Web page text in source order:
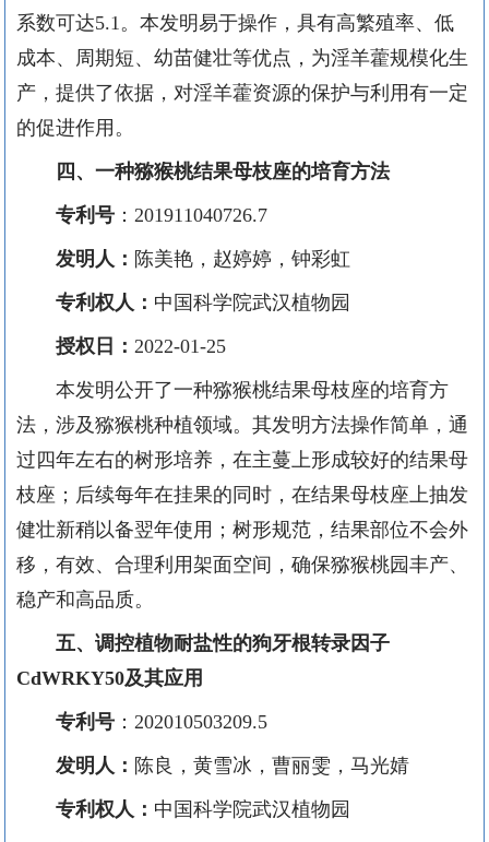
系数可达5.1。本发明易于操作，具有高繁殖率、低
成本、周期短、幼苗健壮等优点，为淫羊藿规模化生
产，提供了依据，对淫羊藿资源的保护与利用有一定
的促进作用。
四 、一种猕猴桃结果母枝座的培育方法
专利号 ： 201911040726.7
发明人： 陈美艳，赵婷婷，钟彩虹
专利权人： 中国科学院武汉植物园
授权日： 2022-01-25
本发明公开了一种猕猴桃结果母枝座的培育方
法，涉及猕猴桃种植领域。 其发明方法操作简单，通
过四年左右的树形培养，在主蔓上形成较好的结果母
枝座；后续每年在挂果的同时，在结果母枝座上抽发
健壮新稍以备翌年使用；树形规范，结果部位不会外
移，有效、合理利用架面空间，确保猕猴桃园丰产、
稳产和高品质。
五、调控植物耐盐性的狗牙根转录因子
CdWRKY50及其应用
专利号 ： 202010503209.5
发明人： 陈良，黄雪冰，曹丽雯，马光婧
专利权人： 中国科学院武汉植物园